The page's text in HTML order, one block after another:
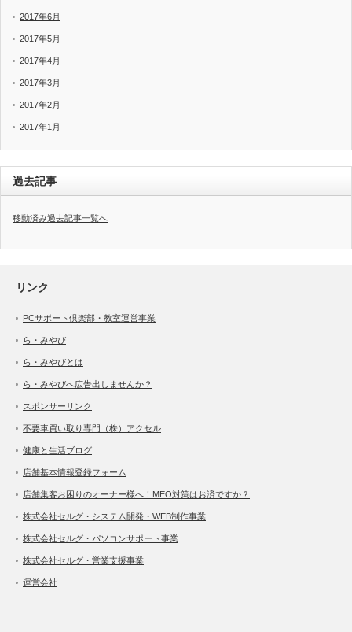
2017年6月
2017年5月
2017年4月
2017年3月
2017年2月
2017年1月
過去記事
移動済み過去記事一覧へ
リンク
PCサポート倶楽部・教室運営事業
ら・みやび
ら・みやびとは
ら・みやびへ広告出しませんか？
スポンサーリンク
不要車買い取り専門（株）アクセル
健康と生活ブログ
店舗基本情報登録フォーム
店舗集客お困りのオーナー様へ！MEO対策はお済ですか？
株式会社セルグ・システム開発・WEB制作事業
株式会社セルグ・パソコンサポート事業
株式会社セルグ・営業支援事業
運営会社